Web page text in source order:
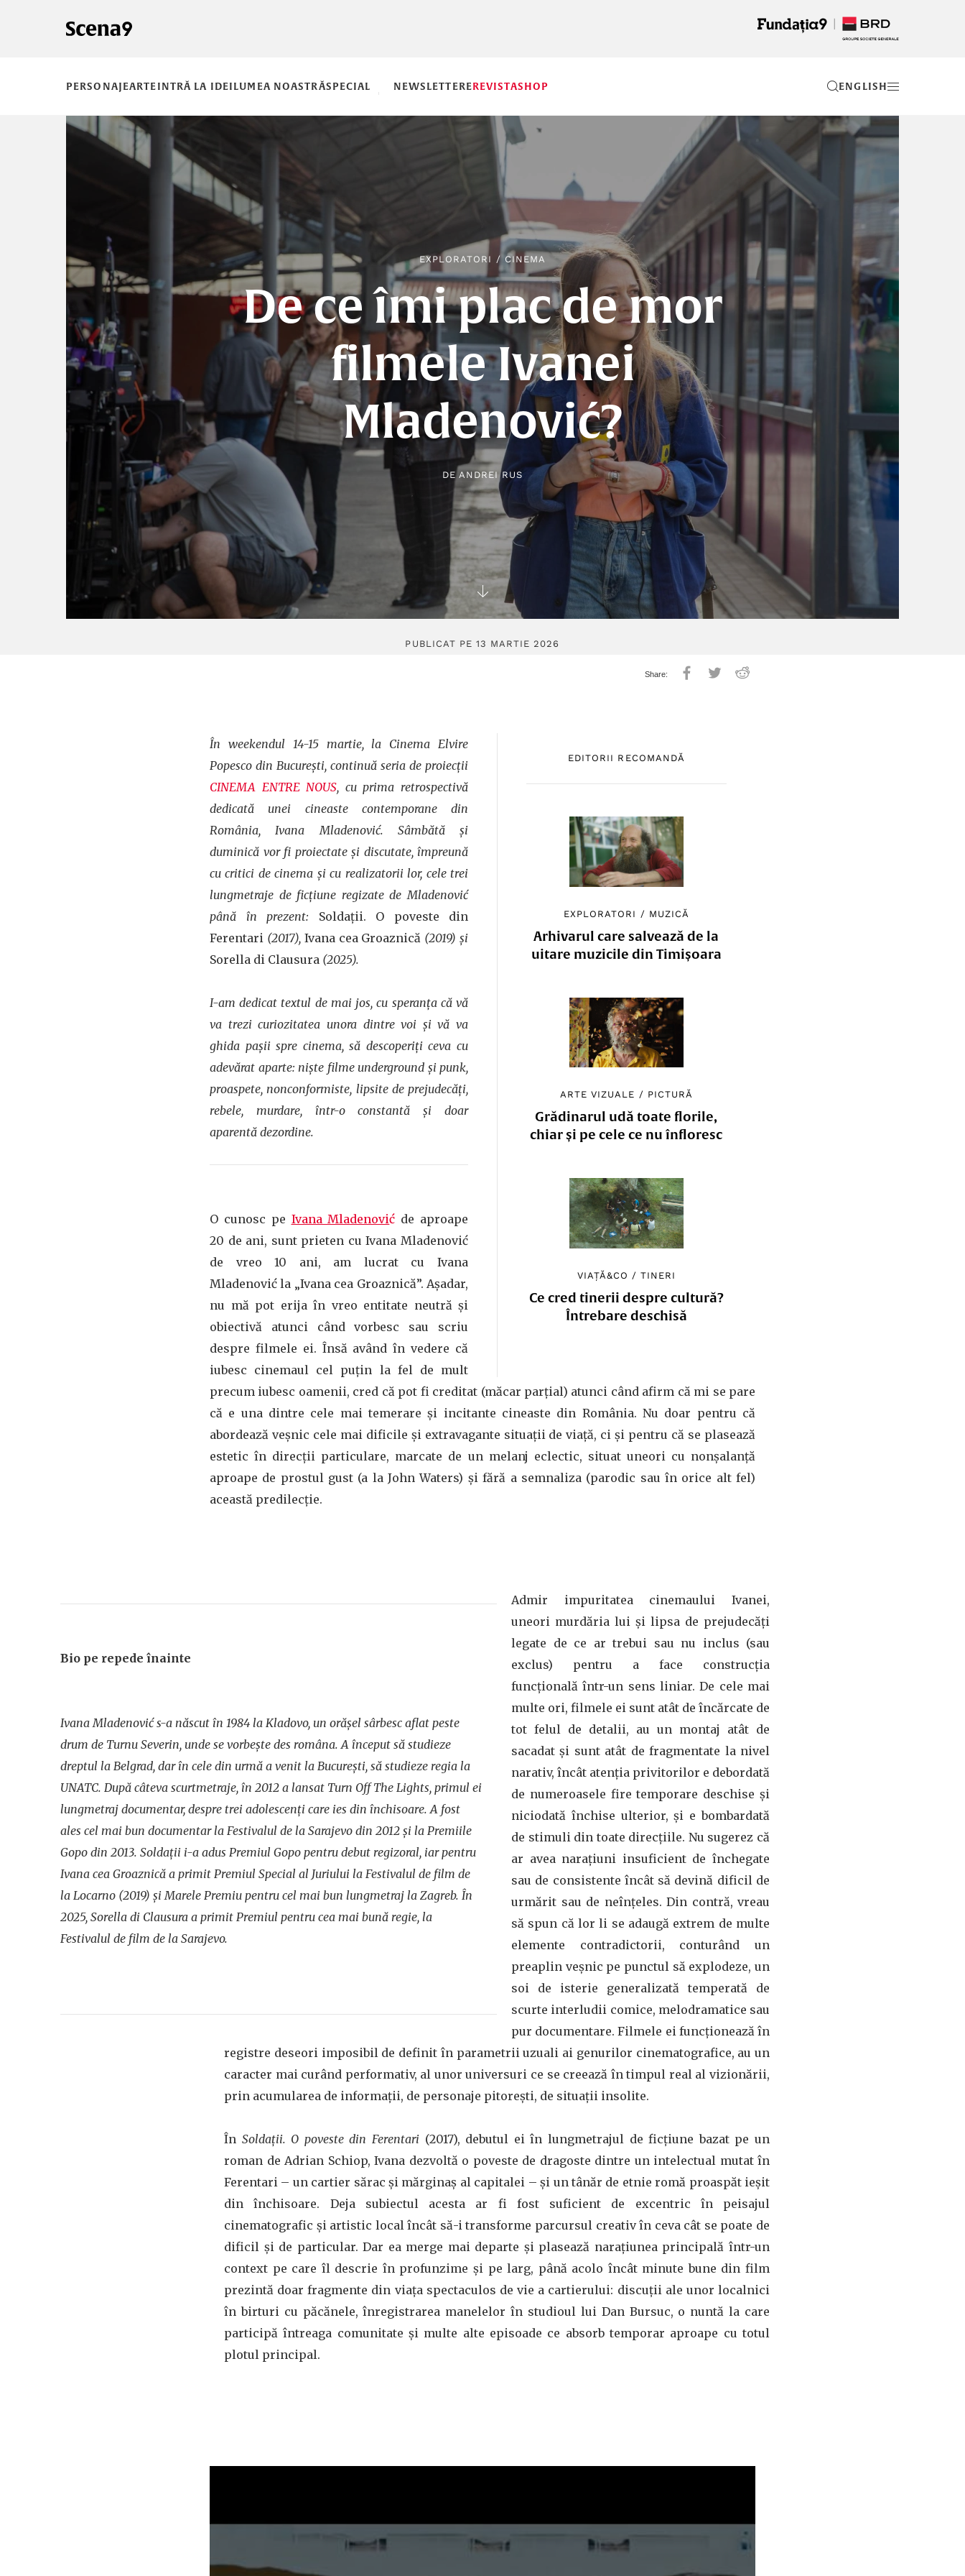
PERSONAJEARTEINTRĂ LA IDEILUMEA NOASTRĂSPECIAL NEWSLETTEREREVISTASHOP EN
EXPLORATORI / CINEMA
De ce îmi plac de mor
filmele Ivanei
Mladenović?
DE ANDREI RUS
PUBLICAT PE 13 MARTIE 2026
EDITORII RECOMANDĂ
EXPLORATORI / MUZICĂ
Arhivarul care salvează de la
uitare muzicile din Timișoara
ARTE VIZUALE / PICTURĂ
Grădinarul udă toate florile,
chiar și pe cele ce nu înfloresc
VIAȚĂ&CO /TINERI
Ce cred tinerii despre cultură?
Întrebare deschisă
În weekendul 14-15 martie, la Cinema Elvire
Popesco din București, continuă seria de proiecții
CINEMA ENTRE NOUS, cu prima retrospectivă
dedicată unei cineaste contemporane din
România, Ivana Mladenović. Sâmbătă și
duminică vor fi proiectate și discutate, împreună
cu critici de cinema și cu realizatorii lor, cele trei
lungmetraje de ficțiune regizate de Mladenović
până în prezent: Soldații. O poveste din
Ferentari (2017), Ivana cea Groaznică (2019) și
Sorella di Clausura (2025).
I-am dedicat textul de mai jos, cu speranța că vă
va trezi curiozitatea unora dintre voi și vă va
ghida pașii spre cinema, să descoperiți ceva cu
adevărat aparte: niște filme underground și punk,
proaspete, nonconformiste, lipsite de prejudecăți,
rebele, murdare, într-o constantă și doar
aparentă dezordine.
O cunosc pe Ivana Mladenović de aproape
20 de ani, sunt prieten cu Ivana Mladenović
de vreo 10 ani, am lucrat cu Ivana
Mladenović la „Ivana cea Groaznică”. Așadar,
nu mă pot erija în vreo entitate neutră și
obiectivă atunci când vorbesc sau scriu
despre filmele ei. Însă având în vedere că
iubesc cinemaul cel puțin la fel de mult
precum iubesc oamenii, cred că pot fi creditat (măcar parțial) atunci când afirm că mi se pare
că e una dintre cele mai temerare și incitante cineaste din România. Nu doar pentru că
abordează veșnic cele mai dificile și extravagante situații de viață, ci și pentru că se plasează
estetic în direcții particulare, marcate de un melanj eclectic, situat uneori cu nonșalanță
aproape de prostul gust (a la John Waters) și fără a semnaliza (parodic sau în orice alt fel)
această predilecție.
Bio pe repede înainte
Ivana Mladenović s-a născut în 1984 la Kladovo, un orășel sârbesc aflat peste
drum de Turnu Severin, unde se vorbește des româna. A început să studieze
dreptul la Belgrad, dar în cele din urmă a venit la București, să studieze regia la
UNATC. După câteva scurtmetraje, în 2012 a lansat Turn Off The Lights, primul ei
lungmetraj documentar, despre trei adolescenți care ies din închisoare. A fost
ales cel mai bun documentar la Festivalul de la Sarajevo din 2012 și la Premiile
Gopo din 2013. Soldații i-a adus Premiul Gopo pentru debut regizoral, iar pentru
Ivana cea Groaznică a primit Premiul Special al Juriului la Festivalul de film de
la Locarno (2019) și Marele Premiu pentru cel mai bun lungmetraj la Zagreb. În
2025, Sorella di Clausura a primit Premiul pentru cea mai bună regie, la
Festivalul de film de la Sarajevo.
Admir impuritatea cinemaului Ivanei,
uneori murdăria lui și lipsa de prejudecăți
legate de ce ar trebui sau nu inclus (sau
exclus) pentru a face construcția
funcțională într-un sens liniar. De cele mai
multe ori, filmele ei sunt atât de încărcate de
tot felul de detalii, au un montaj atât de
sacadat și sunt atât de fragmentate la nivel
narativ, încât atenția privitorilor e debordată
de numeroasele fire temporare deschise și
niciodată închise ulterior, și e bombardată
de stimuli din toate direcțiile. Nu sugerez că
ar avea narațiuni insuficient de închegate
sau de consistente încât să devină dificil de
urmărit sau de neînțeles. Din contră, vreau
să spun că lor li se adaugă extrem de multe
elemente contradictorii, conturând un
preaplin veșnic pe punctul să explodeze, un
soi de isterie generalizată temperată de
scurte interludii comice, melodramatice sau
pur documentare. Filmele ei funcționează în
registre deseori imposibil de definit în parametrii uzuali ai genurilor cinematografice, au un
caracter mai curând performativ, al unor universuri ce se creează în timpul real al vizionării,
prin acumularea de informații, de personaje pitorești, de situații insolite.
În Soldații. O poveste din Ferentari (2017), debutul ei în lungmetrajul de ficțiune bazat pe un
roman de Adrian Schiop, Ivana dezvoltă o poveste de dragoste dintre un intelectual mutat în
Ferentari – un cartier sărac și mărginaș al capitalei – și un tânăr de etnie romă proaspăt ieșit
din închisoare. Deja subiectul acesta ar fi fost suficient de excentric în peisajul
cinematografic și artistic local încât să-i transforme parcursul creativ în ceva cât se poate de
dificil și de particular. Dar ea merge mai departe și plasează narațiunea principală într-un
context pe care îl descrie în profunzime și pe larg, până acolo încât minute bune din film
prezintă doar fragmente din viața spectaculos de vie a cartierului: discuții ale unor localnici
în birturi cu păcănele, înregistrarea manelelor în studioul lui Dan Bursuc, o nuntă la care
participă întreaga comunitate și multe alte episoade ce absorb temporar aproape cu totul
plotul principal.